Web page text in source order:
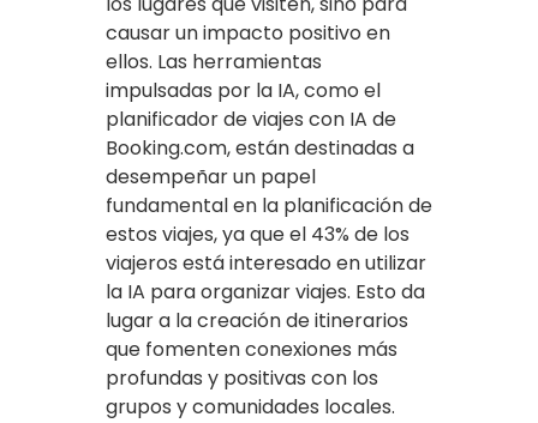
causar un impacto positivo en
ellos. Las herramientas
impulsadas por la IA, como el
planificador de viajes con IA de
Booking.com, están destinadas a
desempeñar un papel
fundamental en la planificación de
estos viajes, ya que el 43% de los
viajeros está interesado en utilizar
la IA para organizar viajes. Esto da
lugar a la creación de itinerarios
que fomenten conexiones más
profundas y positivas con los
grupos y comunidades locales.